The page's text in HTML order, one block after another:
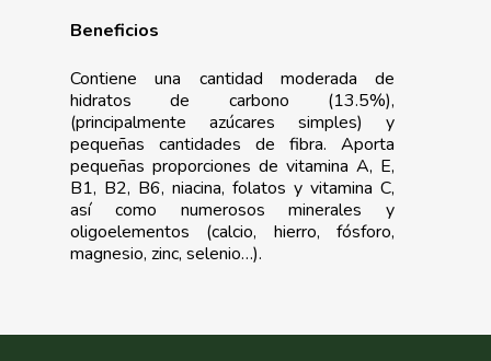
Beneficios
Contiene una cantidad moderada de
hidratos de carbono (13.5%),
(principalmente azúcares simples) y
pequeñas cantidades de fibra. Aporta
pequeñas proporciones de vitamina A, E,
B1, B2, B6, niacina, folatos y vitamina C,
así como numerosos minerales y
oligoelementos (calcio, hierro, fósforo,
magnesio, zinc, selenio…).
Nutrición Y Salud
Opinión
RSC
Sostenibilidad
Exportaciones 2017
Exportaciones 2016
Exportaciones 2015
Proyectos Destacados
Promoción De La
Alimentación
Campañas De
Frutas Y Hortalizas
Sostenibilidad
Innovación
Videos
Contacto
Intranet